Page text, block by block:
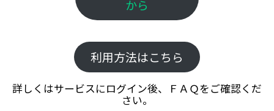
から
利用方法はこちら
詳しくはサービスにログイン後、ＦＡＱをご確認くだ
さい。